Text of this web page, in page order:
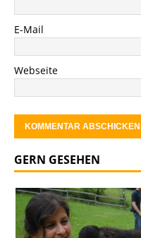
E-Mail
Webseite
GERN GESEHEN